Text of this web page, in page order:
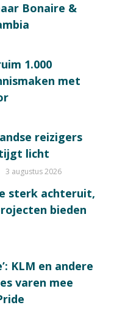
Bonaire &
1.000
met
reizigers
licht
3 augustus 2026
sterk achteruit,
bieden
KLM en andere
varen mee